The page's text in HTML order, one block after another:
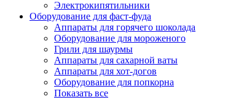
Электрокипятильники
Оборудование для фаст-фуда
Аппараты для горячего шоколада
Оборудование для мороженого
Грили для шаурмы
Аппараты для сахарной ваты
Аппараты для хот-догов
Оборудование для попкорна
Показать все